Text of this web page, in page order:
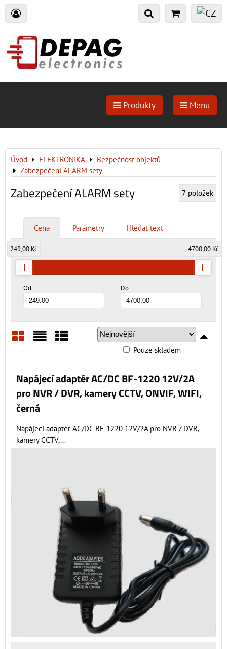
Produkty Menu
Úvod ELEKTRONIKA
Bezpečnost objektů
Zabezpečení ALARM sety
Zabezpečení ALARM sety 7 položek
Cena Parametry Hledat text
Od: Do:
249,00 Kč 4700,00 Kč
Pouze skladem
Napájecí adaptér AC/DC BF-1220 12V/2A
pro NVR / DVR, kamery CCTV, ONVIF, WIFI,
černá
Napájecí adaptér AC/DC BF-1220 12V/2A pro NVR / DVR,
kamery CCTV,...